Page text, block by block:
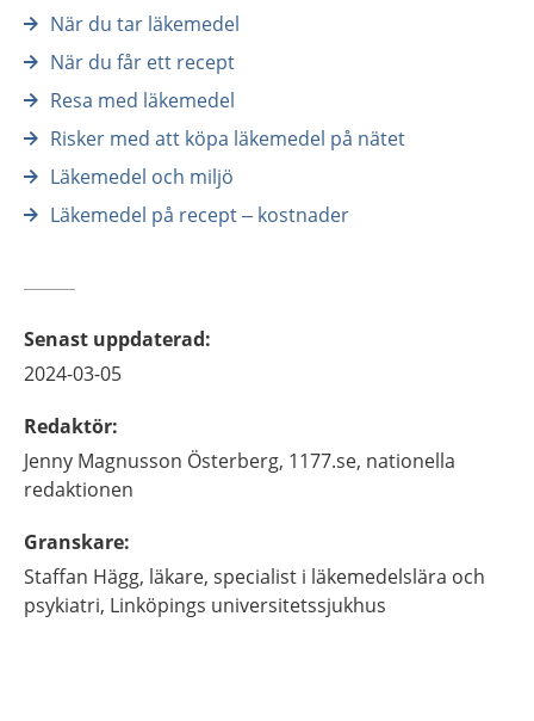
När du tar läkemedel
När du får ett recept
Resa med läkemedel
Risker med att köpa läkemedel på nätet
Läkemedel och miljö
Läkemedel på recept – kostnader
Senast uppdaterad:
2024-03-05
Redaktör:
Jenny Magnusson Österberg, 1177.se, nationella
redaktionen
Granskare:
Staffan Hägg, läkare, specialist i läkemedelslära och
psykiatri, Linköpings universitetssjukhus